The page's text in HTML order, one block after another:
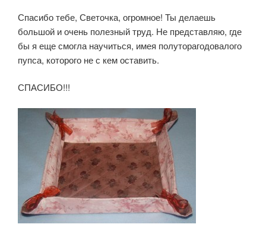
Спасибо тебе, Светочка, огромное! Ты делаешь
большой и очень полезный труд. Не представляю, где
бы я еще смогла научиться, имея полуторагодовалого
пупса, которого не с кем оставить.
СПАСИБО!!!